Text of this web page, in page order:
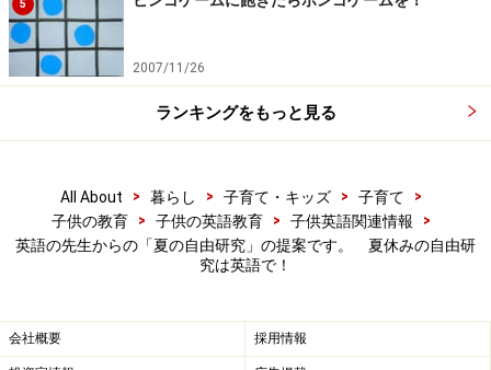
5
2007/11/26
ランキングをもっと見る
All About > 暮らし > 子育て・キッズ > 子育て
>
子供の教育
> 子供の英語教育 > 子供英語関連情報
>
英語の先生からの「夏の自由研究」の提案です。 夏休みの自由研
究は英語で！
会社概要 採用情報